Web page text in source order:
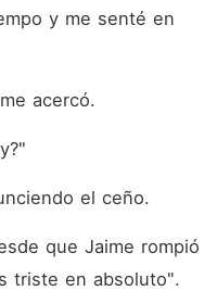
y me senté en
acercó.
el ceño.
que Jaime rompió
triste en absoluto".